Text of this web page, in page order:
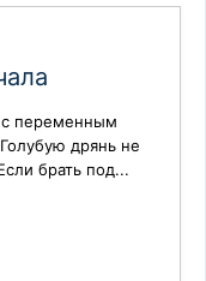
с переменным
дрянь не
брать под...